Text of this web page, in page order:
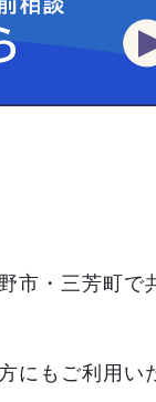
市・三芳町で
にもご利用い